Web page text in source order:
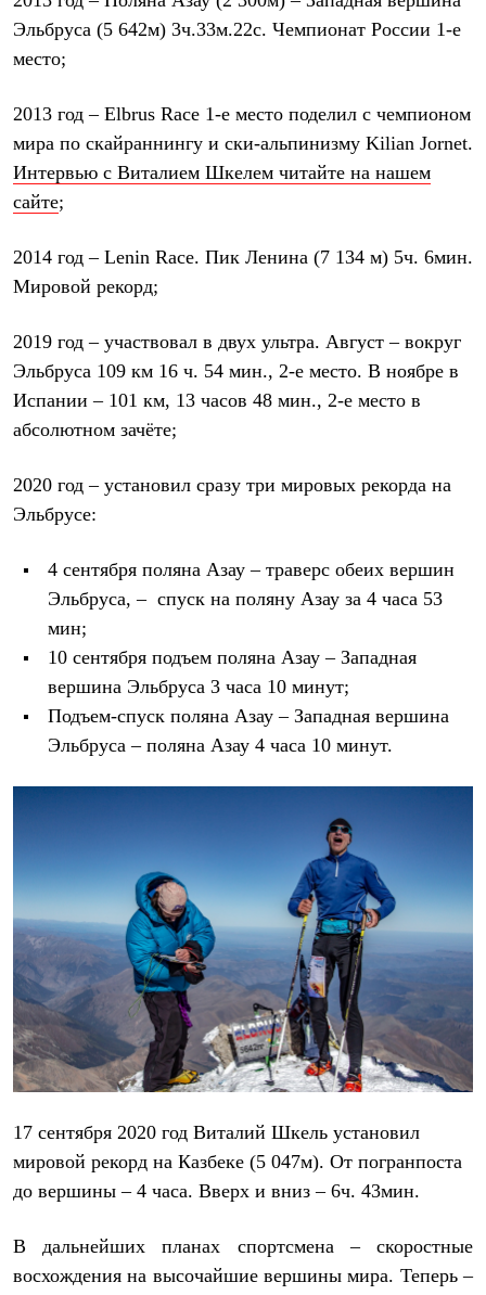
Футболки
Толстовки
Софтшелл одежда
Флисовая одежда
Брюки
Жилеты
Комбинезоны
Термобелье
Снаряжение
Палатки и тенты
Палатки
Аксессуары для палаток
Рюкзаки
Экспедиционные
Легкоходные
Городские
Спальные мешки
Комбинированные
Аксессуары для спальников
Сумки и баулы
Баулы
Кошельки
Гермомешки
Полезные аксессуары
Еда
Коврики
Женская обувь
Кроссовки
Гамаши и бахилы
Гамаши
Бахилы
Тапочки и чуни
Тапочки
Чуни
Уход за обувью
Аксессуары
Головные уборы
Балаклавы и маски
Кепки и бейсболки
Повязки
Шарфы
Перчатки и рукавицы
Перчатки
Рукавицы
Эльбруса (5 642м) 3ч.33м.22с. Чемпионат России 1-е
место;
2013 год – Elbrus Race 1-е место поделил с чемпионом
мира по скайраннингу и ски-альпинизму Kilian Jornet.
Интервью с Виталием Шкелем читайте на нашем
сайте;
2014 год – Lenin Race. Пик Ленина (7 134 м) 5ч. 6мин.
Мировой рекорд;
2019 год – участвовал в двух ультра. Август – вокруг
Эльбруса 109 км 16 ч. 54 мин., 2-е место. В ноябре в
Испании – 101 км, 13 часов 48 мин., 2-е место в
абсолютном зачёте;
2020 год – установил сразу три мировых рекорда на
Эльбрусе:
4 сентября поляна Азау – траверс обеих вершин
Эльбруса, – спуск на поляну Азау за 4 часа 53
мин;
10 сентября подъем поляна Азау – Западная
вершина Эльбруса 3 часа 10 минут;
Подъем-спуск поляна Азау – Западная вершина
Эльбруса – поляна Азау 4 часа 10 минут.
17 сентября 2020 год Виталий Шкель установил
мировой рекорд на Казбеке (5 047м). От погранпоста
до вершины – 4 часа. Вверх и вниз – 6ч. 43мин.
В дальнейших планах спортсмена – скоростные
восхождения на высочайшие вершины мира. Теперь –